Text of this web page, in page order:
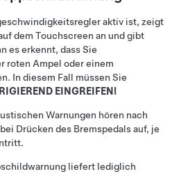
aktiv ist, zeigt
dem Touchscreen an und gibt
es erkennt, dass Sie
roten Ampel oder einem
In diesem Fall müssen Sie
EINGREIFEN!
Warnungen hören nach
Drücken des Bremspedals auf, je
liefert lediglich